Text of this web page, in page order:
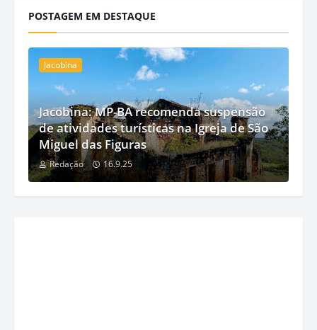
POSTAGEM EM DESTAQUE
Jacobina
Jacobina: MP-BA recomenda suspensão
de atividades turísticas na Igreja de São
Miguel das Figuras
Redação 16.9.25